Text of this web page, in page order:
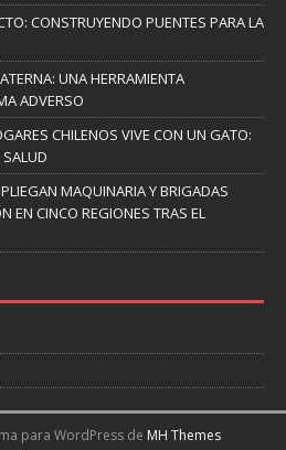
CONSTRUYENDO PUENTES PARA LA
UNA HERRAMIENTA
ADVERSO
CHILENOS VIVE CON UN GATO:
MAQUINARIA Y BRIGADAS
EN CINCO REGIONES TRAS EL
para WordPress de MH Themes